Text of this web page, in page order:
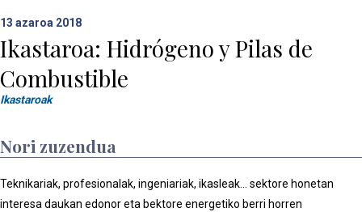
13 azaroa 2018
Ikastaroa: Hidrógeno y Pilas de
Combustible
Ikastaroak
Nori zuzendua
Teknikariak, profesionalak, ingeniariak, ikasleak… sektore honetan
interesa daukan edonor eta bektore energetiko berri horren